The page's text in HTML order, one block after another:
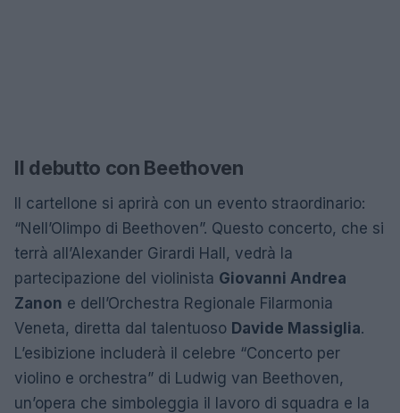
Il debutto con Beethoven
Il cartellone si aprirà con un evento straordinario:
“Nell’Olimpo di Beethoven”. Questo concerto, che si
terrà all’Alexander Girardi Hall, vedrà la
partecipazione del violinista Giovanni Andrea
Zanon e dell’Orchestra Regionale Filarmonia
Veneta, diretta dal talentuoso Davide Massiglia.
L’esibizione includerà il celebre “Concerto per
violino e orchestra” di Ludwig van Beethoven,
un’opera che simboleggia il lavoro di squadra e la